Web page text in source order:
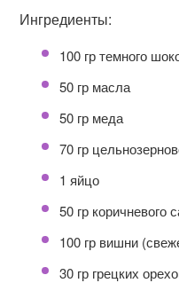
Ингредиенты:
100 гр темного
50 гр масла
50 гр меда
70 гр
1 яйцо
50 гр коричневого
100 гр вишни
30 гр грецких